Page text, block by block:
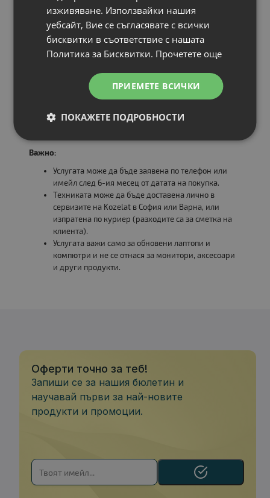
поколението на процесора и изискванията на Microsoft.
Всеки клиент, закупил лаптоп или компютър в рамките
на кампанията, получаваеднократна безплатна
диагностика и профилактика
, която включва:
💻 Тестване на диск, памет и основни компоненти
📄 Сервизна карта със състояние и препоръки
Важно:
Услугата може да бъде заявена по телефон или
имейл след 6-ия месец от датата на покупка.
Техниката може да бъде доставена лично в
сервизите на Kozelat в София или Варна, или
изпратена по куриер (разходите са за сметка на
клиента).
Услугата важи само за обновени лаптопи и
компютри и не се отнася за монитори, аксесоари
и други продукти.
Оферти точно за теб!
Запиши се за нашия бюлетин и
научавай първи за най-новите
продукти и промоции.
изживяване. Използвайки нашия
уебсайт, Вие се съгласявате с всички
бисквитки в съответствие с нашата
Политика за Бисквитки. Прочетете още
ПРИЕМЕТЕ ВСИЧКИ
ПОКАЖЕТЕ ПОДРОБНОСТИ